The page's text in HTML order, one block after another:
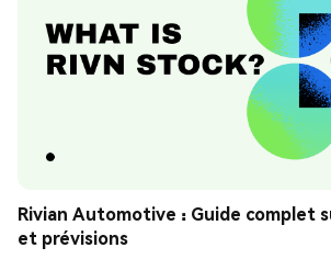
Rivian Automotive : Guide complet
et prévisions